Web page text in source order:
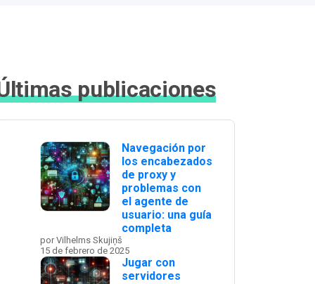
publicaciones
Navegación por
los encabezados
de proxy y
problemas con
el agente de
usuario: una guía
completa
por Vilhelms Skujiņš
15 de febrero de 2025
Jugar con
servidores